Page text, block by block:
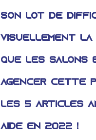
son lot de
visuellement
que les salons
agencer cette
les 5 articles
aidé en 2022 !